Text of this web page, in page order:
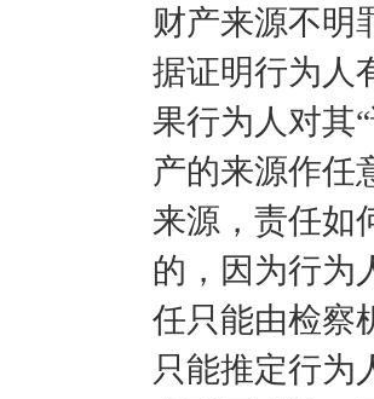
财产来源不明
据证明行为人
果行为人对其
产的来源作任
来源，责任如
的，因为行为
任只能由检察
只能推定行为